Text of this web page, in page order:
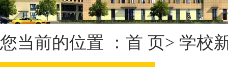
您当前的位置 ： 首 页> 学校